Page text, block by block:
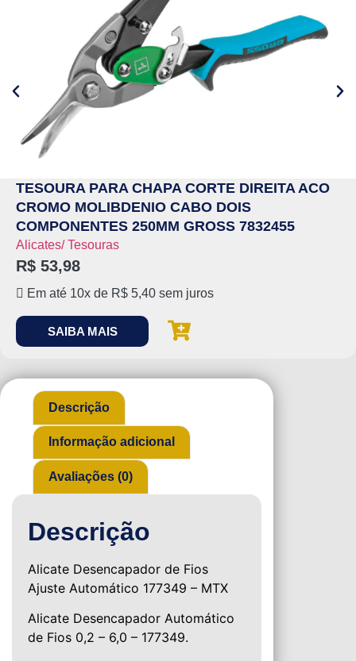
TESOURA PARA CHAPA CORTE DIREITA ACO
CROMO MOLIBDENIO CABO DOIS
COMPONENTES 250MM GROSS 7832455
Alicates/ Tesouras
R$ 53,98
Em até 10x de R$ 5,40 sem juros
SAIBA MAIS
Descrição
Informação adicional
Avaliações (0)
Descrição
Alicate Desencapador de Fios
Ajuste Automático 177349 – MTX
Alicate Desencapador Automático
de Fios 0,2 – 6,0 – 177349.